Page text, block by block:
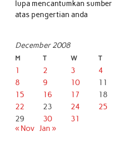
lupa mencantumkan
atas pengertian anda
December 2008
M T W T
1 2 3 4
8
9 10 11
15
16 17 18
22
23 24 25
29
30
31
« Nov Jan »